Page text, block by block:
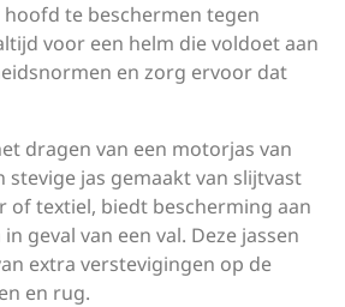
te beschermen tegen
voor een helm die voldoet aan
en zorg ervoor dat
dragen van een motorjas van
stevige jas gemaakt van slijtvast
of textiel, biedt bescherming aan
geval van een val. Deze jassen
extra verstevigingen op de
en rug.